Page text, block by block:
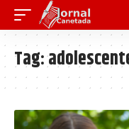
Tag: